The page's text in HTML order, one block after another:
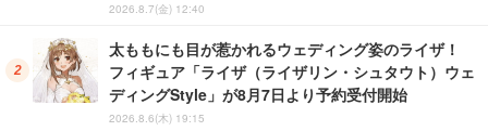
2026.8.7(金) 12:40
太ももにも目が惹かれるウェディング姿のライザ！
フィギュア「ライザ（ライザリン・シュタウト）ウェ
ディングStyle」が8月7日より予約受付開始
2026.8.6(木) 19:15